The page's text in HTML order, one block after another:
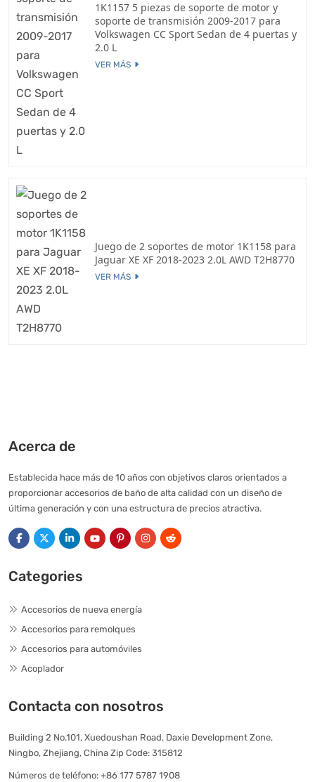
1K1157 5 piezas de soporte de motor y
soporte de transmisión 2009-2017 para
Volkswagen CC Sport Sedan de 4 puertas y
2.0 L
VER MÁS
Juego de 2 soportes de motor 1K1158 para
Jaguar XE XF 2018-2023 2.0L AWD T2H8770
VER MÁS
Acerca de
Establecida hace más de 10 años con objetivos claros orientados a
proporcionar accesorios de baño de alta calidad con un diseño de
última generación y con una estructura de precios atractiva.
Categories
Accesorios de nueva energía
Accesorios para remolques
Accesorios para automóviles
Acoplador
Contacta con nosotros
Building 2 No.101, Xuedoushan Road, Daxie Development Zone,
Ningbo, Zhejiang, China Zip Code: 315812
Números de teléfono: +86 177 5787 1908